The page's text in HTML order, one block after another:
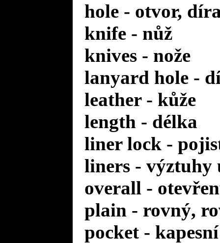
hole - otvor,
knife - nůž
knives - nože
lanyard hole -
leather - kůže
length - délka
liner lock -
liners -
overall -
plain - rovný,
pocket - kapesní